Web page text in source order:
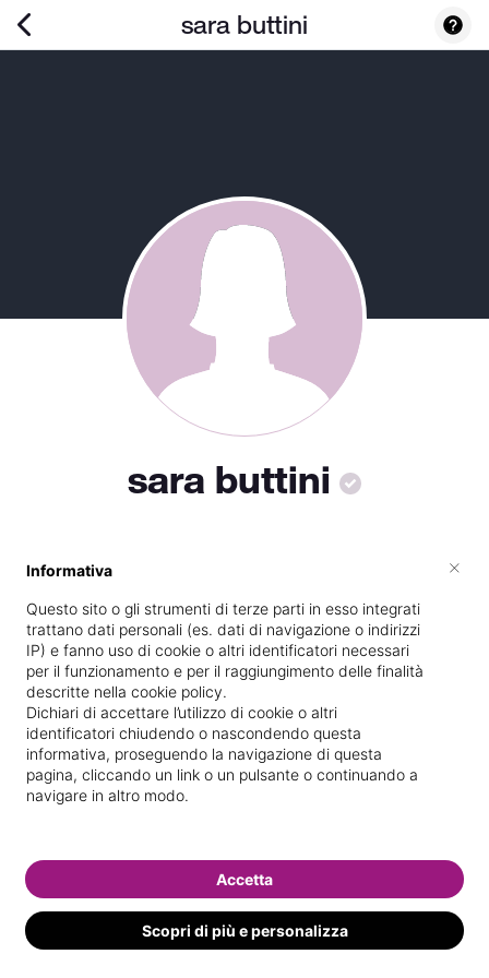
sara buttini
sara buttini
Specializzata inMassaggi del
benessere
Vedi le informazioni di sara
Informativa
Questo sito o gli strumenti di terze parti in esso integrati
trattano dati personali (es. dati di navigazione o indirizzi
IP) e fanno uso di cookie o altri identificatori necessari
per il funzionamento e per il raggiungimento delle finalità
descritte nella cookie policy.
Dichiari di accettare l’utilizzo di cookie o altri
identificatori chiudendo o nascondendo questa
informativa, proseguendo la navigazione di questa
pagina, cliccando un link o un pulsante o continuando a
navigare in altro modo.
Scopri di più e personalizza
Accetta
×